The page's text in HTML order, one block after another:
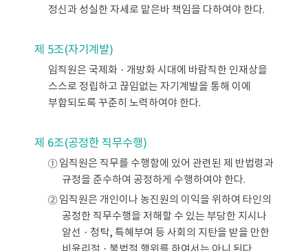
정신과 성실한 자세로 맡은바 책임을 다하여야 한다.
제 5조(자기계발)
임직원은 국제화ㆍ개방화 시대에 바람직한 인재상을
스스로 정립하고 끊임없는 자기계발을 통해 이에
부합되도록 꾸준히 노력하여야 한다.
제 6조(공정한 직무수행)
① 임직원은 직무를 수행함에 있어 관련된 제 반법령과
규정을 준수하여 공정하게 수행하여야 한다.
② 임직원은 개인이나 농진원의 이익을 위하여 타인의
공정한 직무수행을 저해할 수 있는 부당한 지시나
알선ㆍ청탁, 특혜부여 등 사회의 지탄을 받을 만한